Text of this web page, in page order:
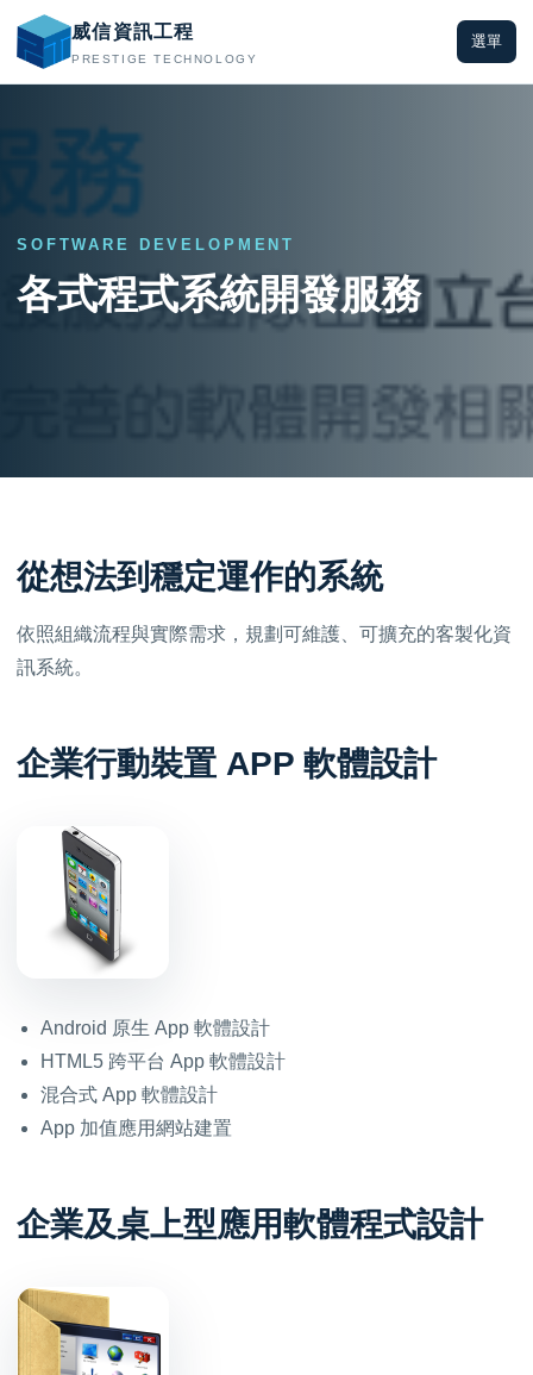
威信資訊工程
PRESTIGE TECHNOLOGY
選單
SOFTWARE DEVELOPMENT
各式程式系統開發服務
從想法到穩定運作的系統
依照組織流程與實際需求，規劃可維護、可擴充的客製化資
訊系統。
企業行動裝置 APP 軟體設計
Android 原生 App 軟體設計
HTML5 跨平台 App 軟體設計
混合式 App 軟體設計
App 加值應用網站建置
企業及桌上型應用軟體程式設計